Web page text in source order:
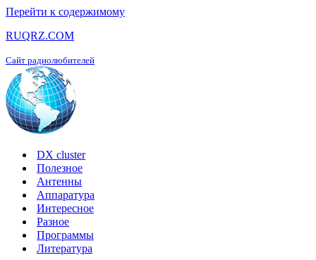
Перейти к содержимому
RUQRZ.COM
Сайт радиолюбителей
DX cluster
Полезное
Антенны
Аппаратура
Интересное
Разное
Программы
Литература